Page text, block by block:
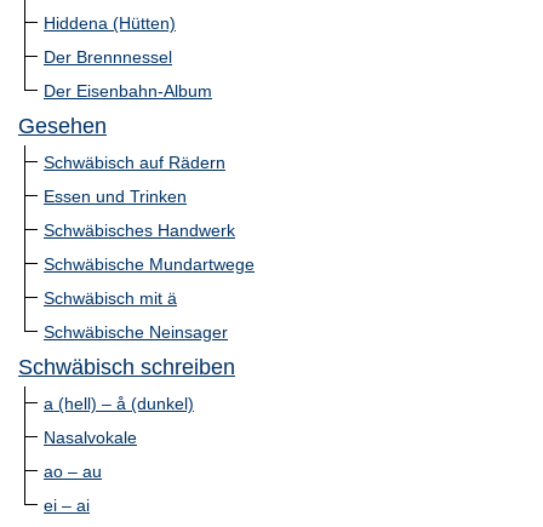
Hiddena (Hütten)
Der Brennnessel
Der Eisenbahn-Album
Gesehen
Schwäbisch auf Rädern
Essen und Trinken
Schwäbisches Handwerk
Schwäbische Mundartwege
Schwäbisch mit ä
Schwäbische Neinsager
Schwäbisch schreiben
a (hell) – å (dunkel)
Nasalvokale
ao – au
ei – ai